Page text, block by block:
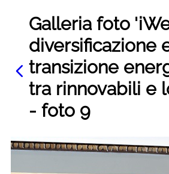
Galleria foto
diversificazione
transizione
tra rinnovabili e
- foto 9